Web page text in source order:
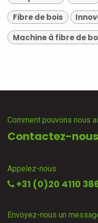
Fibre de bois
Machine à fibre de
Comment pouvons nous
Contactez-
Appelez-nous
+31 (0)20 4110
Envoyez-nous un